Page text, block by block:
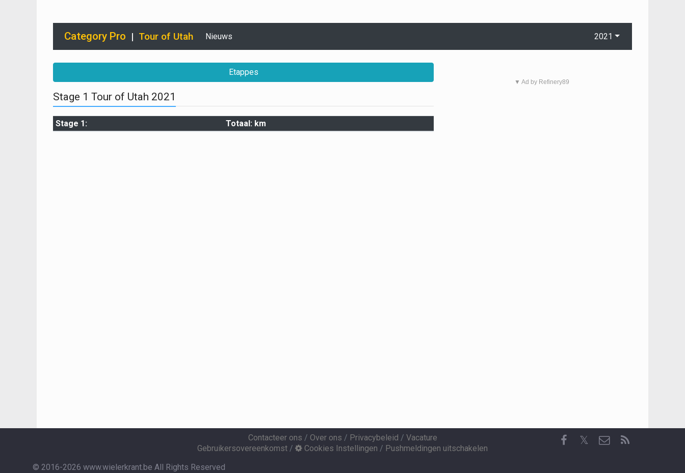
Category Pro | Tour of Utah Nieuws 2021
Etappes
Stage 1 Tour of Utah 2021
Stage 1: Totaal: km
▼ Ad by Refinery89
Contacteer ons / Over ons / Privacybeleid / Vacature
Gebruikersovereenkomst / Cookies Instellingen / Pushmeldingen uitschakelen
© 2016-2026 www.wielerkrant.be All Rights Reserved
𝕏